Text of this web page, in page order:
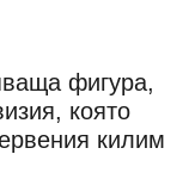
фигура,
която
килим